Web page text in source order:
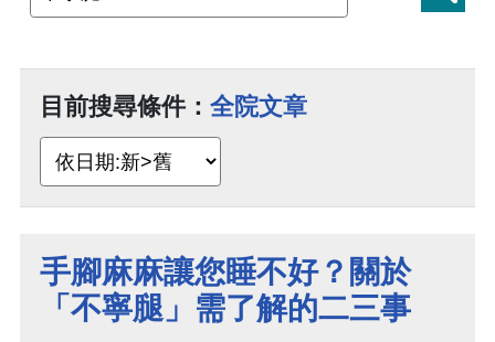
目前搜尋條件： 全院文章
手腳麻麻讓您睡不好？關於
「不寧腿」需了解的二三事